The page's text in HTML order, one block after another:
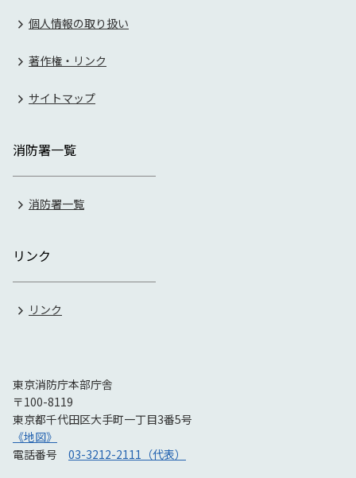
個人情報の取り扱い
著作権・リンク
サイトマップ
消防署一覧
消防署一覧
リンク
リンク
東京消防庁本部庁舎
〒100-8119
東京都千代田区大手町一丁目3番5号
《地図》
電話番号 03-3212-2111（代表）